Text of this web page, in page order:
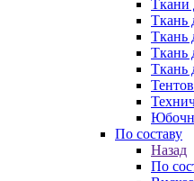
Ткани
Ткань
Ткань
Ткань
Ткань
По составу
Назад
По